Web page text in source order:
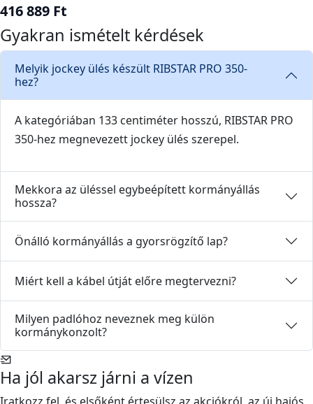
szerkezettel alkot rendszert.
Használat előtt ellenőrizd a padlórögzítést, a
kapaszkodót és minden kezelőszerv mozgását. A
beépítést a csónak, a motor és a
kormányrendszer együttese alapján kell
megtervezni.
Kapcsolódó kategóriák
Kormánykábelek
Hajókormányok
Rollbarok és hátsó keretek
416 889 Ft
Gyakran ismételt kérdések
Melyik jockey ülés készült RIBSTAR PRO 350-
hez?
A kategóriában 133 centiméter hosszú, RIBSTAR PRO
350-hez megnevezett jockey ülés szerepel.
Mekkora az üléssel egybeépített kormányállás
hossza?
Önálló kormányállás a gyorsrögzítő lap?
Miért kell a kábel útját előre megtervezni?
Milyen padlóhoz neveznek meg külön
kormánykonzolt?
Ha jól akarsz járni a vízen